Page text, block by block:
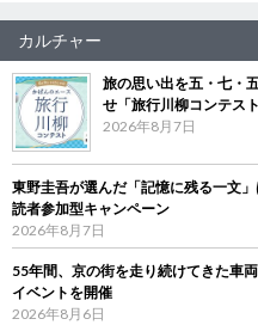
カルチャー
旅の思い出を五・七・
せ「旅行川柳コンテス
2026年8月7日
東野圭吾が選んだ「記憶に残る一文
読者参加型キャンペーン
2026年8月7日
55年間、京の街を走り続けてきた車
イベントを開催
2026年8月6日